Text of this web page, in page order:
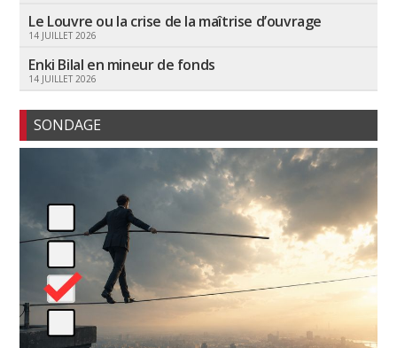
Le Louvre ou la crise de la maîtrise d’ouvrage
14 JUILLET 2026
Enki Bilal en mineur de fonds
14 JUILLET 2026
SONDAGE